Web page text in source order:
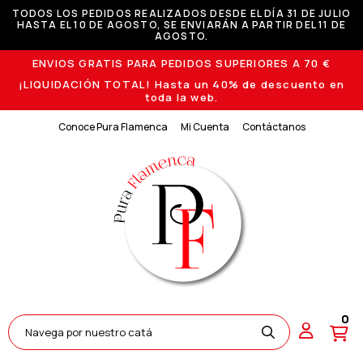
TODOS LOS PEDIDOS REALIZADOS DESDE EL DÍA 31 DE JULIO
HASTA EL 10 DE AGOSTO, SE ENVIARÁN A PARTIR DEL 11 DE
AGOSTO.
ENVIOS GRATIS PARA PEDIDOS SUPERIORES A 70 €
¡LIQUIDACIÓN TOTAL! Hasta un 40% de descuento en
toda la web.
Conoce Pura Flamenca Mi Cuenta Contáctanos
0